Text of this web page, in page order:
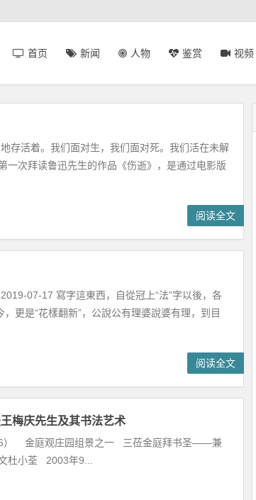
首页 新闻 人物 鉴赏 视频
存活着。我们面对生，我们面对死。我们活在未解
一次拜读鲁迅先生的作品《伤逝》，是通过电影版
阅读全文
07-17 寫字這東西，自從冠上“法”字以後，各
更是“花樣翻新”，公說公有理婆說婆有理，到目
阅读全文
梅庆先生及其书法艺术
6） 金庭观庄园组景之一 三莅金庭拜书圣——兼
杜小荃 2003年9...